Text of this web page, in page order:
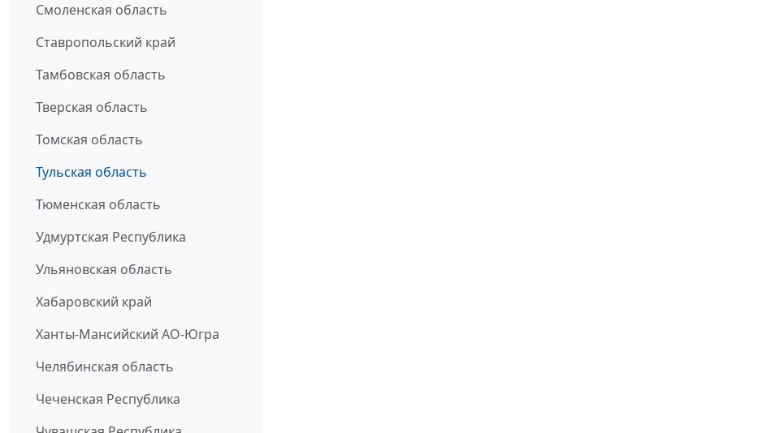
Смоленская область
Ставропольский край
Тамбовская область
Тверская область
Томская область
Тульская область
Тюменская область
Удмуртская Республика
Ульяновская область
Хабаровский край
Ханты-Мансийский АО-Югра
Челябинская область
Чеченская Республика